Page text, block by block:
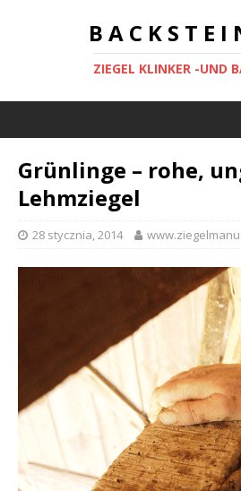
B A C K S T E I
ZIEGEL KLINKER -UND
Grünlinge – rohe,
Lehmziegel
28 stycznia, 2014